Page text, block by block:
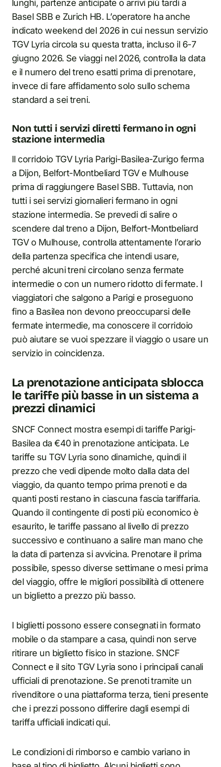
lunghi, partenze anticipate o arrivi più tardi a
Basel SBB e Zurich HB. L’operatore ha anche
indicato weekend del 2026 in cui nessun servizio
TGV Lyria circola su questa tratta, incluso il 6-7
giugno 2026. Se viaggi nel 2026, controlla la data
e il numero del treno esatti prima di prenotare,
invece di fare affidamento solo sullo schema
standard a sei treni.
Non tutti i servizi diretti fermano in ogni
stazione intermedia
Il corridoio TGV Lyria Parigi-Basilea-Zurigo ferma
a Dijon, Belfort-Montbeliard TGV e Mulhouse
prima di raggiungere Basel SBB. Tuttavia, non
tutti i sei servizi giornalieri fermano in ogni
stazione intermedia. Se prevedi di salire o
scendere dal treno a Dijon, Belfort-Montbeliard
TGV o Mulhouse, controlla attentamente l’orario
della partenza specifica che intendi usare,
perché alcuni treni circolano senza fermate
intermedie o con un numero ridotto di fermate. I
viaggiatori che salgono a Parigi e proseguono
fino a Basilea non devono preoccuparsi delle
fermate intermedie, ma conoscere il corridoio
può aiutare se vuoi spezzare il viaggio o usare un
servizio in coincidenza.
La prenotazione anticipata sblocca
le tariffe più basse in un sistema a
prezzi dinamici
SNCF Connect mostra esempi di tariffe Parigi-
Basilea da €40 in prenotazione anticipata. Le
tariffe su TGV Lyria sono dinamiche, quindi il
prezzo che vedi dipende molto dalla data del
viaggio, da quanto tempo prima prenoti e da
quanti posti restano in ciascuna fascia tariffaria.
Quando il contingente di posti più economico è
esaurito, le tariffe passano al livello di prezzo
successivo e continuano a salire man mano che
la data di partenza si avvicina. Prenotare il prima
possibile, spesso diverse settimane o mesi prima
del viaggio, offre le migliori possibilità di ottenere
un biglietto a prezzo più basso.
I biglietti possono essere consegnati in formato
mobile o da stampare a casa, quindi non serve
ritirare un biglietto fisico in stazione. SNCF
Connect e il sito TGV Lyria sono i principali canali
ufficiali di prenotazione. Se prenoti tramite un
rivenditore o una piattaforma terza, tieni presente
che i prezzi possono differire dagli esempi di
tariffa ufficiali indicati qui.
Le condizioni di rimborso e cambio variano in